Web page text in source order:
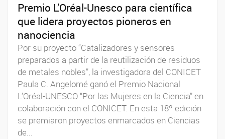
Premio L’Oréal-Unesco para científica
que lidera proyectos pioneros en
nanociencia
Por su proyecto “Catalizadores y sensores
preparados a partir de la reutilización de residuos
de metales nobles”, la investigadora del CONICET
Paula C. Angelomé ganó el Premio Nacional
L’Oréal-UNESCO “Por las Mujeres en la Ciencia” en
colaboración con el CONICET. En esta 18º edición
se premiaron proyectos enmarcados en Ciencias
de...